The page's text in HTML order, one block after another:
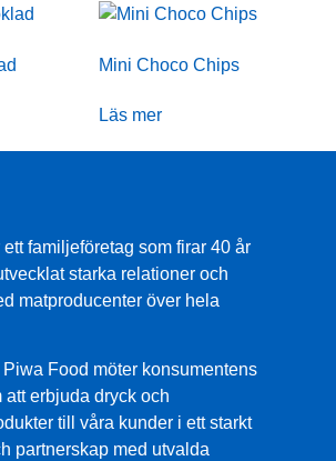
Mini Choco Chips
Läs mer
familjeföretag som firar 40 år
starka relationer och
matproducenter över hela
Piwa Food möter konsumentens
att erbjuda dryck och
till våra kunder i ett starkt
partnerskap med utvalda